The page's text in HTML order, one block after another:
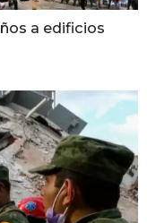
a edificios